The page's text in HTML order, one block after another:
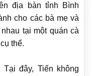
địa bàn tỉnh Bình
cho các bà mẹ và
tại một quán cà
thể.
đây, Tiến không